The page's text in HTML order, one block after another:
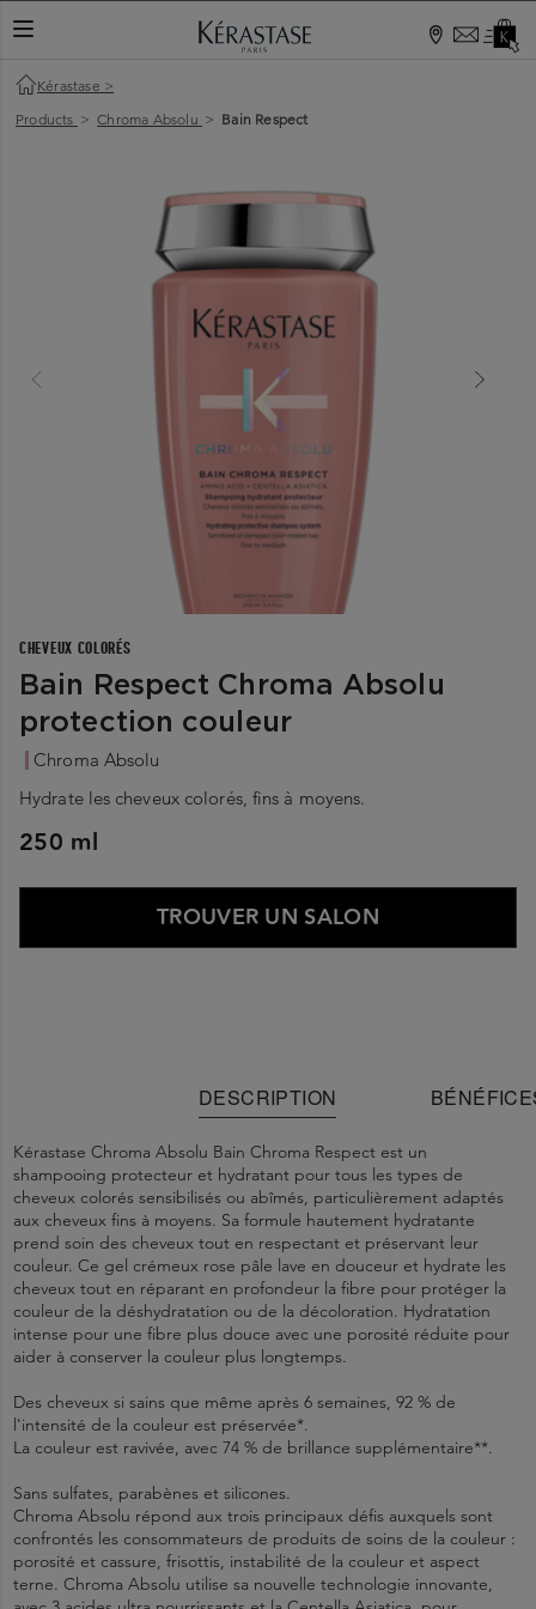
TOGGLE NAVIGATION
Kérastase >
Products > Chroma Absolu > Bain Respect
CHEVEUX COLORÉS
Bain Respect Chroma Absolu
protection couleur
Chroma Absolu
Hydrate les cheveux colorés, fins à moyens.
250 ml
TROUVER UN SALON
DESCRIPTION
Kérastase Chroma Absolu Bain Chroma Respect est un
shampooing protecteur et hydratant pour tous les types de
cheveux colorés sensibilisés ou abîmés, particulièrement adaptés
aux cheveux fins à moyens. Sa formule hautement hydratante
prend soin des cheveux tout en respectant et préservant leur
couleur. Ce gel crémeux rose pâle lave en douceur et hydrate les
cheveux tout en réparant en profondeur la fibre pour protéger la
couleur de la déshydratation ou de la décoloration. Hydratation
intense pour une fibre plus douce avec une porosité réduite pour
aider à conserver la couleur plus longtemps.
Des cheveux si sains que même après 6 semaines, 92 % de
l'intensité de la couleur est préservée*.
La couleur est ravivée, avec 74 % de brillance supplémentaire**.
Sans sulfates, parabènes et silicones.
Chroma Absolu répond aux trois principaux défis auxquels sont
confrontés les consommateurs de produits de soins de la couleur :
porosité et cassure, frisottis, instabilité de la couleur et aspect
terne. Chroma Absolu utilise sa nouvelle technologie innovante,